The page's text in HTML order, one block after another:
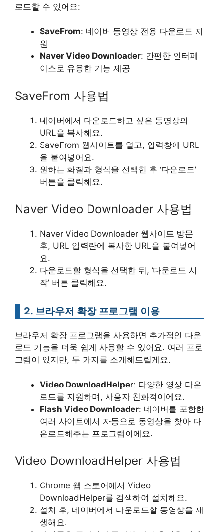
로드할 수 있어요:
SaveFrom: 네이버 동영상 전용 다운로드 지
원
Naver Video Downloader: 간편한 인터페
이스로 유용한 기능 제공
SaveFrom 사용법
네이버에서 다운로드하고 싶은 동영상의
URL을 복사해요.
SaveFrom 웹사이트를 열고, 입력창에 URL
을 붙여넣어요.
원하는 화질과 형식을 선택한 후 ‘다운로드’
버튼을 클릭해요.
Naver Video Downloader 사용법
Naver Video Downloader 웹사이트 방문
후, URL 입력란에 복사한 URL을 붙여넣어
요.
다운로드할 형식을 선택한 뒤, ‘다운로드 시
작’ 버튼 클릭해요.
2. 브라우저 확장 프로그램 이용
브라우저 확장 프로그램을 사용하면 추가적인 다운
로드 기능을 더욱 쉽게 사용할 수 있어요. 여러 프로
그램이 있지만, 두 가지를 소개해드릴게요.
Video DownloadHelper: 다양한 영상 다운
로드를 지원하며, 사용자 친화적이에요.
Flash Video Downloader: 네이버를 포함한
여러 사이트에서 자동으로 동영상을 찾아 다
운로드해주는 프로그램이에요.
Video DownloadHelper 사용법
Chrome 웹 스토어에서 Video
DownloadHelper를 검색하여 설치해요.
설치 후, 네이버에서 다운로드할 동영상을 재
생해요.